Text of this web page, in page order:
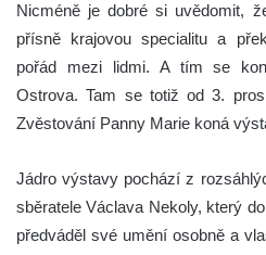
Nicméně je dobré si uvědomit,
přísně krajovou specialitu a
pořád mezi lidmi. A tím se
Ostrova. Tam se totiž od 3.
Zvěstování Panny Marie koná
Jádro výstavy pochází z
sběratele Václava Nekoly, který
předváděl své umění osobně a